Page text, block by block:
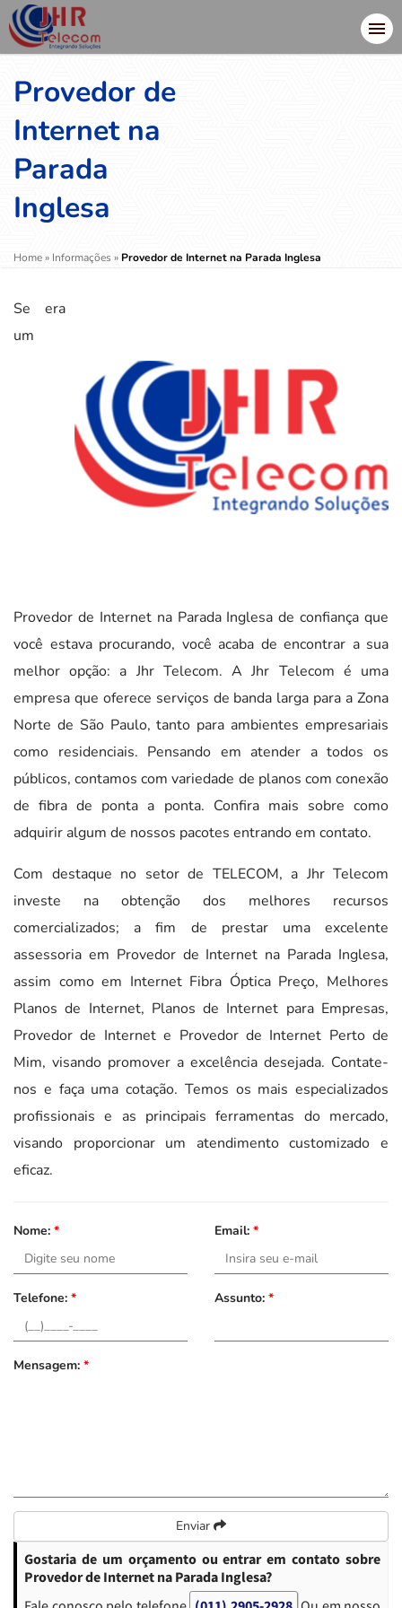
Provedor de
Internet na
Parada
Inglesa
Home» Informações» Provedor de Internet na Parada Inglesa
Se era
um
Provedor de Internet na Parada Inglesa de confiança que
você estava procurando, você acaba de encontrar a sua
melhor opção: a Jhr Telecom. A Jhr Telecom é uma
empresa que oferece serviços de banda larga para a Zona
Norte de São Paulo, tanto para ambientes empresariais
como residenciais. Pensando em atender a todos os
públicos, contamos com variedade de planos com conexão
de fibra de ponta a ponta. Confira mais sobre como
adquirir algum de nossos pacotes entrando em contato.
Com destaque no setor de TELECOM, a Jhr Telecom
investe na obtenção dos melhores recursos
comercializados; a fim de prestar uma excelente
assessoria em Provedor de Internet na Parada Inglesa,
assim como em Internet Fibra Óptica Preço, Melhores
Planos de Internet, Planos de Internet para Empresas,
Provedor de Internet e Provedor de Internet Perto de
Mim, visando promover a excelência desejada. Contate-
nos e faça uma cotação. Temos os mais especializados
profissionais e as principais ferramentas do mercado,
visando proporcionar um atendimento customizado e
eficaz.
Nome: * Email: *
Telefone: * Assunto: *
Mensagem: *
Enviar
Gostaria de um orçamento ou entrar em contato sobre
Provedor de Internet na Parada Inglesa?